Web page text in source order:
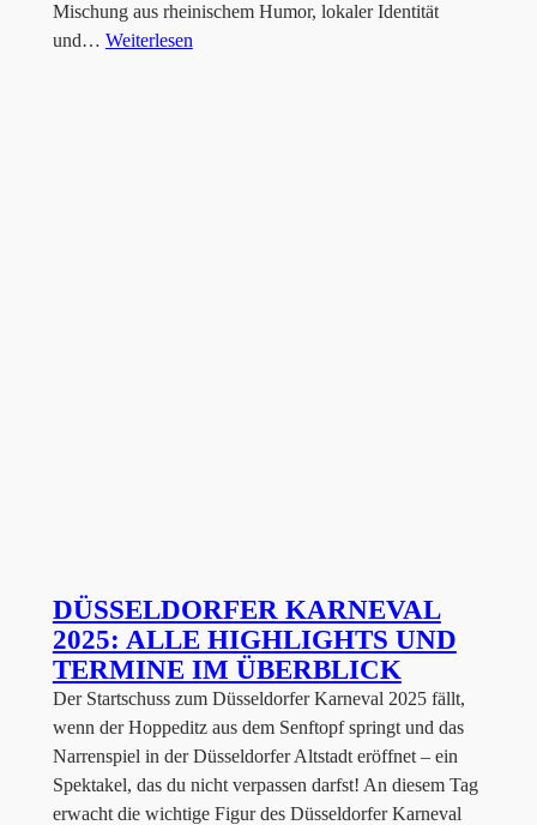
Mischung aus rheinischem Humor, lokaler Identität
und… Weiterlesen
DÜSSELDORFER KARNEVAL
2025: ALLE HIGHLIGHTS UND
TERMINE IM ÜBERBLICK
Der Startschuss zum Düsseldorfer Karneval 2025 fällt,
wenn der Hoppeditz aus dem Senftopf springt und das
Narrenspiel in der Düsseldorfer Altstadt eröffnet – ein
Spektakel, das du nicht verpassen darfst! An diesem Tag
erwacht die wichtige Figur des Düsseldorfer Karneval